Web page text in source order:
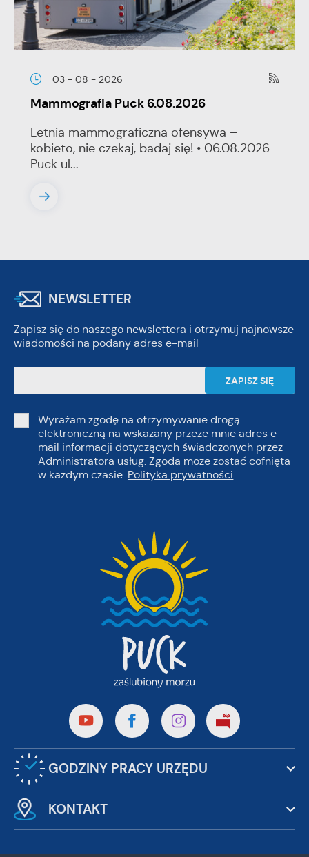
03 - 08 - 2026
Mammografia Puck 6.08.2026
Letnia mammograficzna ofensywa –
kobieto, nie czekaj, badaj się! • 06.08.2026
Puck ul...
NEWSLETTER
Zapisz się do naszego newslettera i otrzymuj najnowsze
wiadomości na podany adres e-mail
Wyrażam zgodę na otrzymywanie drogą
elektroniczną na wskazany przeze mnie adres e-
mail informacji dotyczących świadczonych przez
Administratora usług. Zgoda może zostać cofnięta
w każdym czasie. Polityka prywatności
GODZINY PRACY URZĘDU
KONTAKT